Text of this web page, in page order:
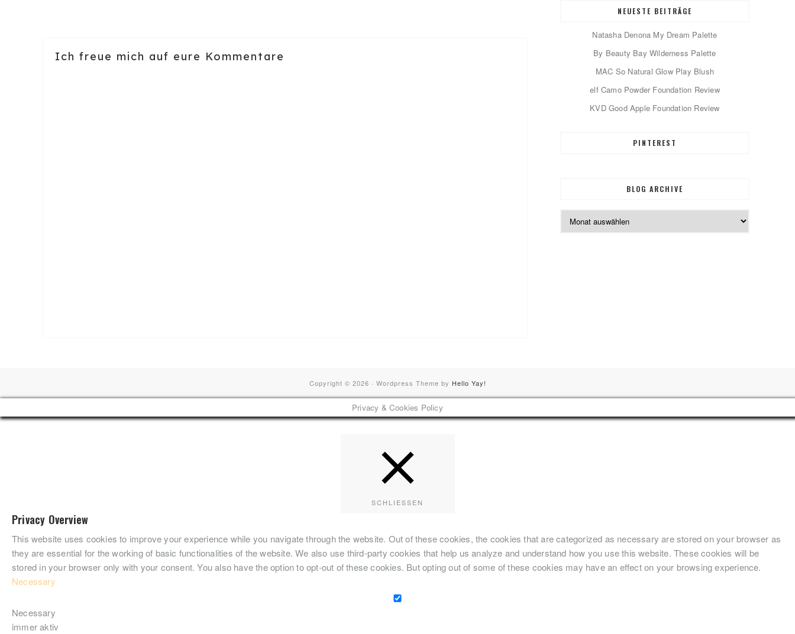
Reader
Interactions
Ich freue mich auf eure Kommentare
NEUESTE BEITRÄGE
Natasha Denona My Dream Palette
By Beauty Bay Wilderness Palette
MAC So Natural Glow Play Blush
elf Camo Powder Foundation Review
KVD Good Apple Foundation Review
PINTEREST
BLOG ARCHIVE
Blog
Archive
Copyright © 2026 · Wordpress Theme by Hello Yay!
Privacy & Cookies Policy
SCHLIESSEN
Privacy Overview
This website uses cookies to improve your experience while you navigate through the website. Out of these cookies, the cookies that are categorized as necessary are stored on your browser as
they are essential for the working of basic functionalities of the website. We also use third-party cookies that help us analyze and understand how you use this website. These cookies will be
stored in your browser only with your consent. You also have the option to opt-out of these cookies. But opting out of some of these cookies may have an effect on your browsing experience.
Necessary
Necessary
immer aktiv